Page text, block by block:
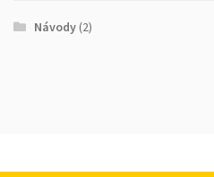
Návody(2)